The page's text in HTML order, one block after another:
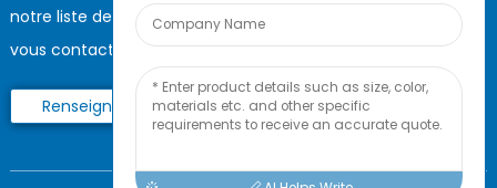
notre liste de prix, veuillez nous laisser votre e-mail et nous
vous contacterons dans les 24 heures.
Renseignez-Vous Maintenant